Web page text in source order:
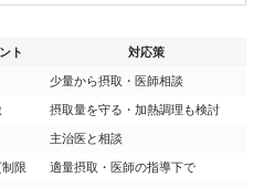
ト 対応策
少量から摂取・ 医師相談
摂取量を守る・ 加熱調理 も検討
主治医と相談
制限 適量摂取・ 医師の指導下で